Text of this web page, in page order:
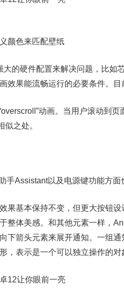
颜色来匹配壁纸
的硬件配置来解决问题，比如
效果能流畅运行的必要条件。
动画。当用户滚动到
之处。
手Assistant以及电源键功能方面
果基本保持不变，但更大按钮
整体美感。和其他元素一样，
下箭头元素来展开通知。一组
，表示是一个可以独立操作的对